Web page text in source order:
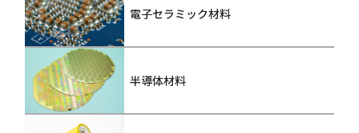
電子セラミック材料
半導体材料